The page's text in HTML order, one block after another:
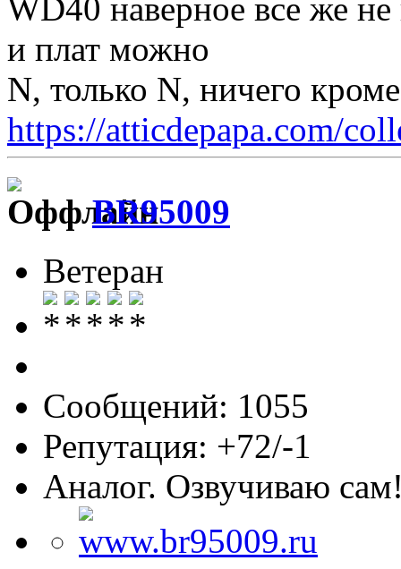
WD40 наверное все же
и плат можно
N, только N, ничего
https://atticdepapa.com/
BR95009
Ветеран
Сообщений: 1055
Репутация: +72/-1
Аналог. Озвучиваю